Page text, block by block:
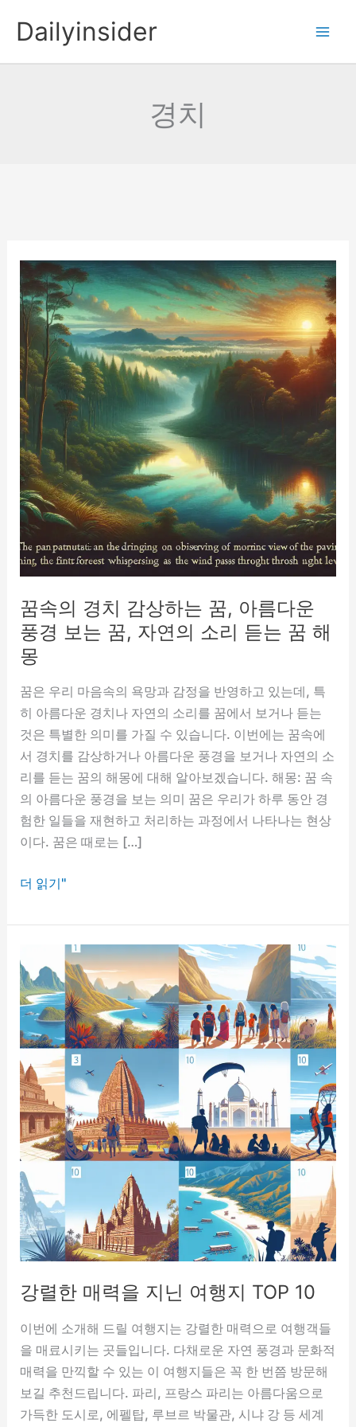
Dailyinsider
경치
꿈속의 경치 감상하는 꿈, 아름다운
풍경 보는 꿈, 자연의 소리 듣는 꿈 해
몽
꿈은 우리 마음속의 욕망과 감정을 반영하고 있는데, 특
히 아름다운 경치나 자연의 소리를 꿈에서 보거나 듣는
것은 특별한 의미를 가질 수 있습니다. 이번에는 꿈속에
서 경치를 감상하거나 아름다운 풍경을 보거나 자연의 소
리를 듣는 꿈의 해몽에 대해 알아보겠습니다. 해몽: 꿈 속
의 아름다운 풍경을 보는 의미 꿈은 우리가 하루 동안 경
험한 일들을 재현하고 처리하는 과정에서 나타나는 현상
이다. 꿈은 때로는 […]
꿈
의
치
감
상
하
는
꿈,
아
름
다
운
풍
경
보
는
자
의
소
리
듣
는
더 읽기"
강렬한 매력을 지닌 여행지 TOP 10
이번에 소개해 드릴 여행지는 강렬한 매력으로 여행객들
을 매료시키는 곳들입니다. 다채로운 자연 풍경과 문화적
매력을 만끽할 수 있는 이 여행지들은 꼭 한 번쯤 방문해
보길 추천드립니다. 파리, 프랑스 파리는 아름다움으로
가득한 도시로, 에펠탑, 루브르 박물관, 시냐 강 등 세계